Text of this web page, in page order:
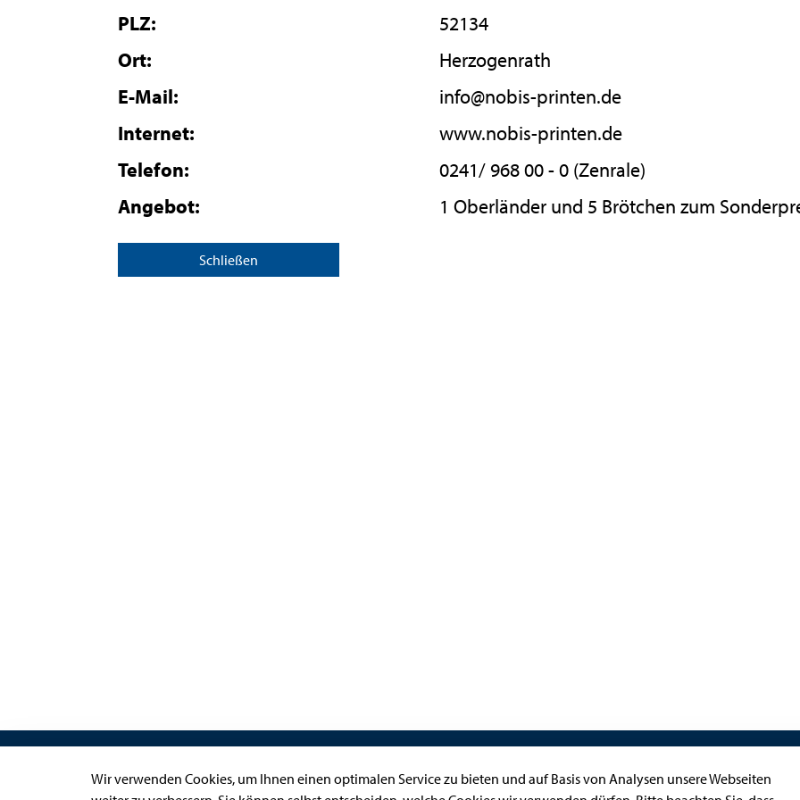
PLZ:
52134
Ort:
Herzogenrath
E-Mail:
info@nobis-printen.de
Internet:
www.nobis-printen.de
Telefon:
0241/ 968 00 - 0 (Zenrale)
Angebot:
1 Oberländer und 5 Brötchen zum
Schließen
Links Kontakt
Wir verwenden Cookies, um Ihnen einen optimalen Service zu bieten und auf Basis von Analysen unsere Webseiten